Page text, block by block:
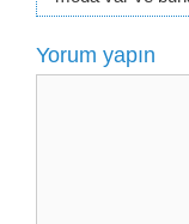
Yorum yapın